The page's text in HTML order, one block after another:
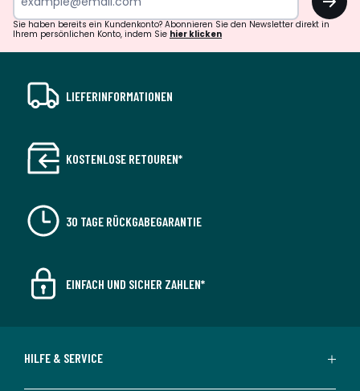
Sie haben bereits ein Kundenkonto? Abonnieren Sie den Newsletter direkt in
Ihrem persönlichen Konto, indem Sie hier klicken
LIEFERINFORMATIONEN
KOSTENLOSE RETOUREN*
30 TAGE RÜCKGABEGARANTIE
EINFACH UND SICHER ZAHLEN*
HILFE & SERVICE